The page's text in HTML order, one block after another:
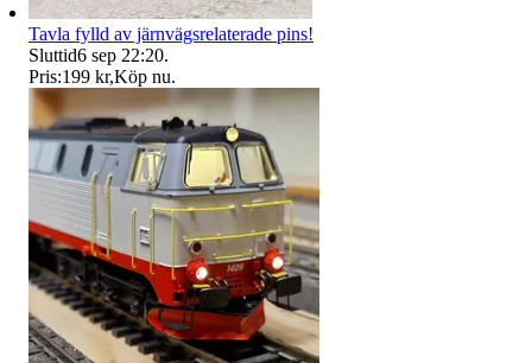
Tavla fylld av järnvägsrelaterade pins!
Sluttid6 sep 22:20.
Pris:199 kr,Köp nu.